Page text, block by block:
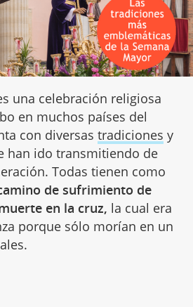
una celebración religiosa
en muchos países del
con diversas tradiciones y
han ido transmitiendo de
Todas tienen como
de sufrimiento de
en la cruz, la cual era
porque sólo morían en un